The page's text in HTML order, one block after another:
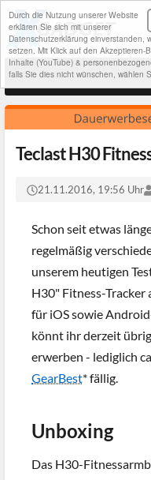
Durch die Nutzung unserer Website
erklären Sie sich mit unserer
Datenschutzerklärung einverstanden,
setzen. Mit Klick auf den
Inhalte (YouTube) &
falls Sie dies nicht wünschen, wählen
Teclast H30
21.11.2016, 19:56 Uhr
Schon seit etwas
regelmäßig
unserem heutigen
H30" Fitness-Tracker
für iOS sowie
könnt ihr derzeit
erwerben - lediglich
GearBest* fällig.
Unboxing
Das H30-